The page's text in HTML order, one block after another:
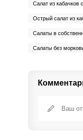
Салат из кабачков
Острый салат из
Салаты в
Салаты без